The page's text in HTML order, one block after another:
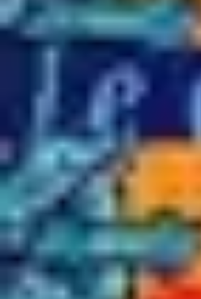
Tutoriel Programmation
OutillageQualité de Code
Tutoriel Programmation